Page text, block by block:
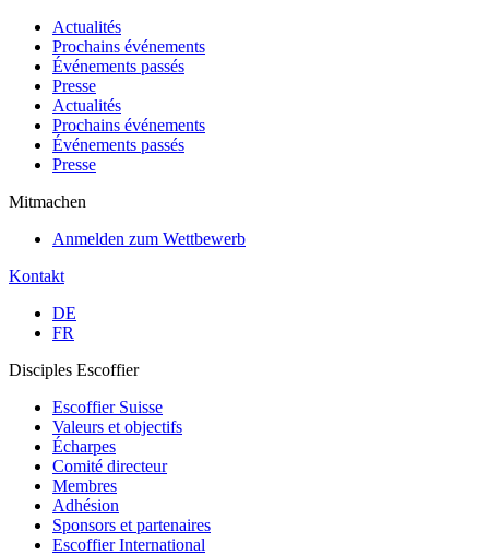
Actualités
Prochains événements
Événements passés
Presse
Actualités
Prochains événements
Événements passés
Presse
Mitmachen
Anmelden zum Wettbewerb
Kontakt
DE
FR
Disciples Escoffier
Escoffier Suisse
Valeurs et objectifs
Écharpes
Comité directeur
Membres
Adhésion
Sponsors et partenaires
Escoffier International